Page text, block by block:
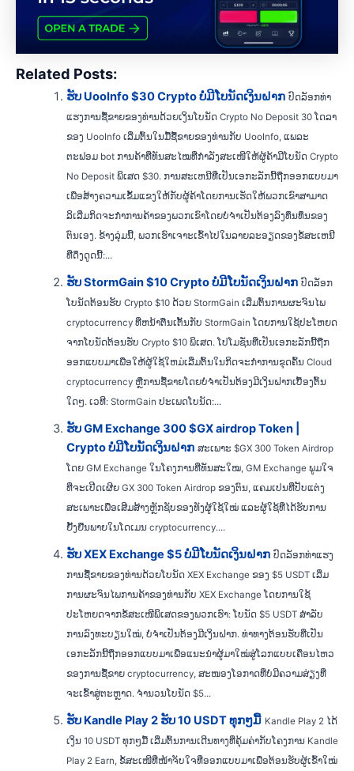
Related Posts:
ຮັບ UooInfo $30 Crypto ບໍ່ມີໂບນັດເງິນຝາກ ປົດລັອກທ່າ
ແຮງການຊື້ຂາຍຂອງທ່ານດ້ວຍເງິນໂບນັດ Crypto No Deposit 30 ໂດລາ
ຂອງ UooInfo ເລີ່ມຕົ້ນໃນມື້ຊື້ຂາຍຂອງທ່ານກັບ UooInfo, ແພລະ
ຕະຟອມ bot ການຄ້າທີ່ທັນສະໄໝທີ່ກຳລັງສະເໜີໃຫ້ຜູ້ຄ້າມີໂບນັດ Crypto
No Deposit ພິເສດ $30. ການສະເຫນີທີ່ເປັນເອກະລັກນີ້ຖືກອອກແບບມາ
ເພື່ອສ້າງຄວາມເຂັ້ມແຂງໃຫ້ກັບຜູ້ຄ້າໂດຍການເຮັດໃຫ້ພວກເຂົາສາມາດ
ລິເລີ່ມກິດຈະກໍາການຄ້າຂອງພວກເຂົາໂດຍບໍ່ຈໍາເປັນຕ້ອງລົງທຶນທຶນຂອງ
ຕົນເອງ. ຂ້າງລຸ່ມນີ້, ພວກເຮົາເຈາະເຂົ້າໄປໃນລາຍລະອຽດຂອງຂໍ້ສະເຫນີ
ທີ່ດຶງດູດນີ້:...
ຮັບ StormGain $10 Crypto ບໍ່ມີໂບນັດເງິນຝາກ ປົດລັອກ
ໂບນັດຕ້ອນຮັບ Crypto $10 ດ້ວຍ StormGain ເລີ່ມຕົ້ນການຜະຈົນໄພ
cryptocurrency ທີ່ຫນ້າຕື່ນເຕັ້ນກັບ StormGain ໂດຍການໃຊ້ປະໂຫຍດ
ຈາກໂບນັດຕ້ອນຮັບ Crypto $10 ພິເສດ. ໂປໂມຊັ່ນທີ່ເປັນເອກະລັກນີ້ຖືກ
ອອກແບບມາເພື່ອໃຫ້ຜູ້ໃຊ້ໃຫມ່ເລີ່ມຕົ້ນໃນກິດຈະກໍາການຂຸດຄົ້ນ Cloud
cryptocurrency ຫຼືການຊື້ຂາຍໂດຍບໍ່ຈໍາເປັນຕ້ອງມີເງິນຝາກເບື້ອງຕົ້ນ
ໃດໆ. ເວທີ: StormGain ປະເພດໂບນັດ:...
ຮັບ GM Exchange 300 $GX airdrop Token |
Crypto ບໍ່ມີໂບນັດເງິນຝາກ ສະເພາະ $GX 300 Token Airdrop
ໂດຍ GM Exchange ໃນໂຄງການທີ່ທັນສະໃໝ, GM Exchange ພູມໃຈ
ທີ່ຈະເປີດເຜີຍ GX 300 Token Airdrop ຂອງຕົນ, ແຄມເປນທີ່ປັບແຕ່ງ
ສະເພາະເພື່ອເສີມສ້າງຫຼັກຊັບຂອງທັງຜູ້ໃຊ້ໃໝ່ ແລະຜູ້ໃຊ້ທີ່ໄດ້ຮັບການ
ຢັ້ງຢືນພາຍໃນໂດເມນ cryptocurrency....
ຮັບ XEX Exchange $5 ບໍ່ມີໂບນັດເງິນຝາກ ປົດລັອກທ່າແຮງ
ການຊື້ຂາຍຂອງທ່ານດ້ວຍໂບນັດ XEX Exchange ຂອງ $5 USDT ເລີ່ມ
ການຜະຈົນໄພການຄ້າຂອງທ່ານກັບ XEX Exchange ໂດຍການໃຊ້
ປະໂຫຍດຈາກຂໍ້ສະເໜີພິເສດຂອງພວກເຮົາ: ໂບນັດ $5 USDT ສຳລັບ
ການລົງທະບຽນໃໝ່, ບໍ່ຈໍາເປັນຕ້ອງມີເງິນຝາກ. ທ່າທາງຕ້ອນຮັບທີ່ເປັນ
ເອກະລັກນີ້ຖືກອອກແບບມາເພື່ອແນະນຳຜູ້ມາໃໝ່ສູ່ໂລກແບບເຄື່ອນໄຫວ
ຂອງການຊື້ຂາຍ cryptocurrency, ສະໜອງໂອກາດທີ່ບໍ່ມີຄວາມສ່ຽງທີ່
ຈະເຂົ້າສູ່ຕະຫຼາດ. ຈໍານວນໂບນັດ $5...
ຮັບ Kandle Play 2 ຮັບ 10 USDT ທຸກໆມື້ Kandle Play 2 ໄດ້
ເງິນ 10 USDT ທຸກໆມື້ ເລີ່ມຕົ້ນການເດີນທາງທີ່ຄຸ້ມຄ່າກັບໂຄງການ Kandle
Play 2 Earn, ຂໍ້ສະເໜີທີ່ໜ້າຈັບໃຈທີ່ອອກແບບມາເພື່ອຕ້ອນຮັບຜູ້ເຂົ້າໃໝ່